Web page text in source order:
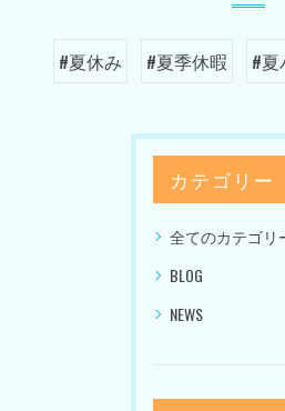
#夏休み #夏季休暇 #夏
カテゴリー
全てのカテゴリ
BLOG
NEWS